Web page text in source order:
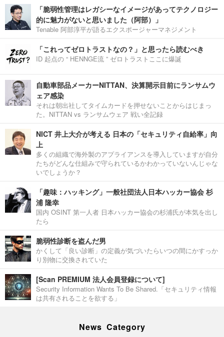
「脆弱性管理はレガシーなイメージがあってテクノロジー
的に魅力がないと思いました（阿部）」
Tenable 阿部淳平が語るエクスポージャーマネジメント
「これってゼロトラストなの？」と思ったら読むべき
ID 起点の “ HENNGE流 ” ゼロトラストここに爆誕
自動車部品メーカーNITTAN、決算開示目前にランサムウ
ェア感染
それは朝出社してタイムカードを押せないことからはじまっ
た。NITTAN vs ランサムウェア 戦い全記録
NICT 井上大介が考える 日本の「セキュリティ自給率」向
上
多くの組織で海外製のアプライアンスを導入していますが自分
たちがどんな仕組みで守られているかわかっていないんじゃな
いでしょうか？
「趣味：ハッキング」一般社団法人日本ハッカー協会 杉
浦 隆幸
国内 OSINT 第一人者 日本ハッカー協会の杉浦氏が本気を出し
たら
脆弱性診断を盗んだ男
かくして「良い診断」の定義が気づいたらいつの間にかすっか
り別物に交換されていた
[Scan PREMIUM 法人会員登録について]
Security Information Wants To Be Shared.「セキュリティ情報
は共有されることを欲する」
News Category